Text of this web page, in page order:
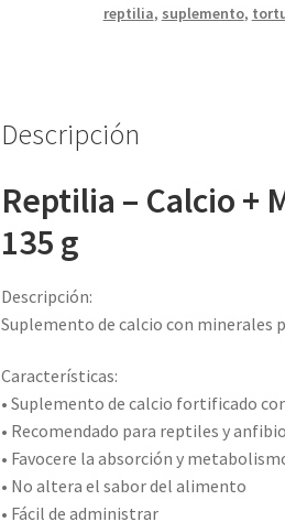
reptilia, suplemento,
Descripción
Reptilia – Calcio +
135 g
Descripción:
Suplemento de calcio con minerales
Características:
• Suplemento de calcio fortificado
• Recomendado para reptiles y
• Favocere la absorción y
• No altera el sabor del alimento
• Fácil de administrar